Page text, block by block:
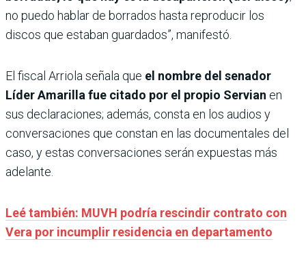
no puedo hablar de borrados hasta reproducir los
discos que estaban guardados”, manifestó.
El fiscal Arriola señala que el nombre del senador
Líder Amarilla fue citado por el propio Servian en
sus declaraciones; además, consta en los audios y
conversaciones que constan en las documentales del
caso, y estas conversaciones serán expuestas más
adelante.
Leé también: MUVH podría rescindir contrato con
Vera por incumplir residencia en departamento